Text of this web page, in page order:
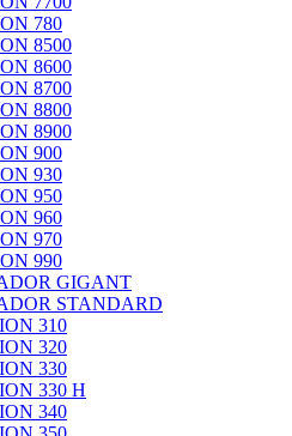
780
8500
8600
8700
8800
8900
900
930
950
960
970
990
GIGANT
STANDARD
310
320
330
330 H
340